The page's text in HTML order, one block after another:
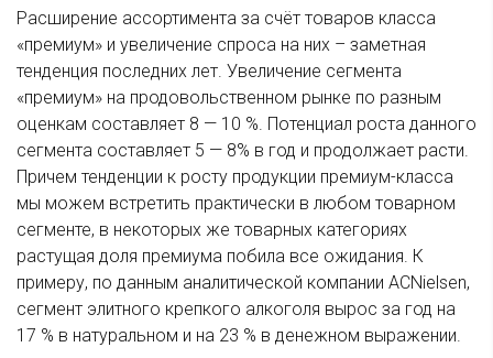
Расширение ассортимента за счёт товаров класса
«премиум» и увеличение спроса на них – заметная
тенденция последних лет. Увеличение сегмента
«премиум» на продовольственном рынке по разным
оценкам составляет 8 — 10 %. Потенциал роста данного
сегмента составляет 5 — 8% в год и продолжает расти.
Причем тенденции к росту продукции премиум-класса
мы можем встретить практически в любом товарном
сегменте, в некоторых же товарных категориях
растущая доля премиума побила все ожидания. К
примеру, по данным аналитической компании ACNielsen,
сегмент элитного крепкого алкоголя вырос за год на
17 % в натуральном и на 23 % в денежном выражении.